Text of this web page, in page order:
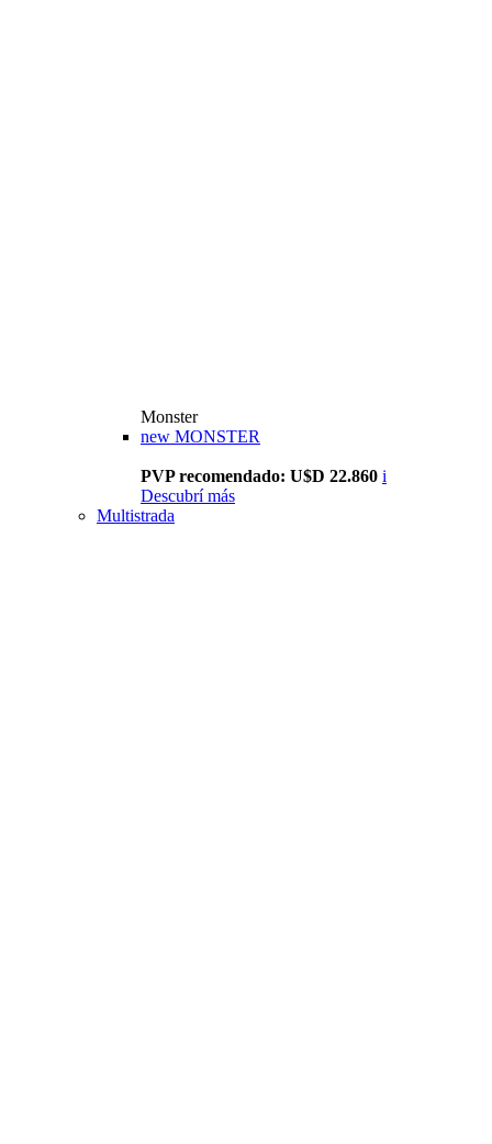
Monster
new MONSTER
PVP recomendado: U$D 22.860 i
Descubrí más
Multistrada